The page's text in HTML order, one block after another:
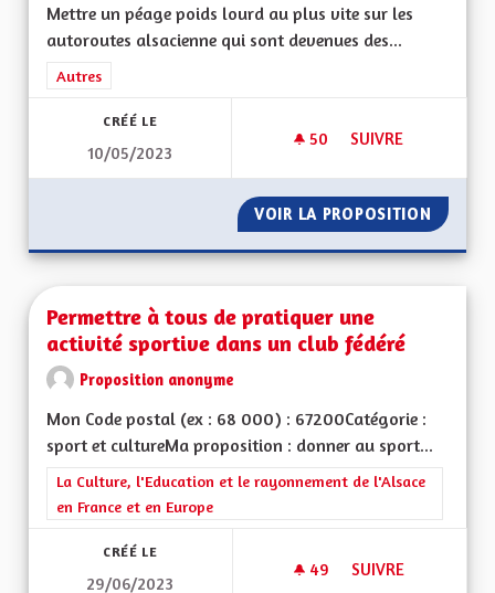
Mettre un péage poids lourd au plus vite sur les
autoroutes alsacienne qui sont devenues des...
Filtrer les résultats de la catégorie : Autres
Autres
CRÉÉ LE
10/05/2023
50 50 ABONNÉS
SUIVRE
VOIR LA PROPOSITION
Permettre à tous de pratiquer une
activité sportive dans un club fédéré
Proposition anonyme
Mon Code postal (ex : 68 000) : 67200Catégorie :
sport et cultureMa proposition : donner au sport...
Filtrer les résultats de la catégorie : La Culture, l'Education et
La Culture, l'Education et le rayonnement de l'Alsace
en France et en Europe
CRÉÉ LE
29/06/2023
49 49 ABONNÉS
SUIVRE